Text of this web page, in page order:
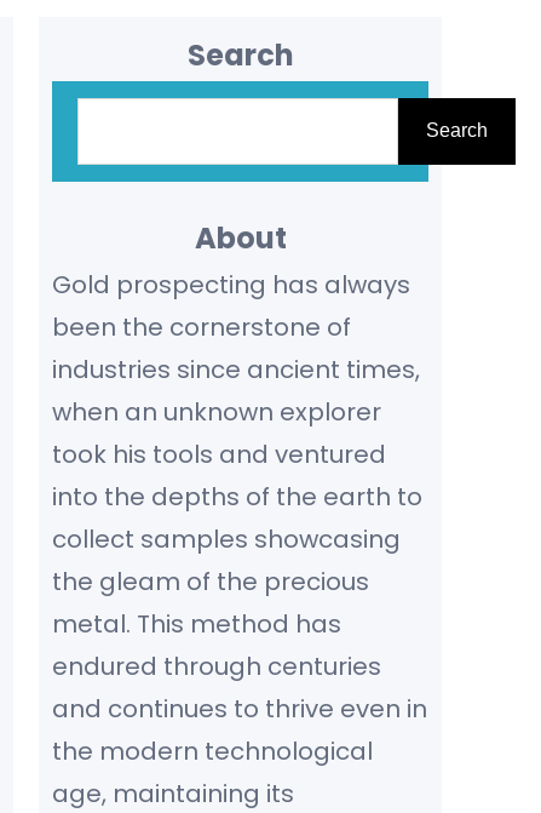
Search
a
c
h
Search
About
Gold prospecting has always
been the cornerstone of
industries since ancient times,
when an unknown explorer
took his tools and ventured
into the depths of the earth to
collect samples showcasing
the gleam of the precious
metal. This method has
endured through centuries
and continues to thrive even in
the modern technological
age, maintaining its